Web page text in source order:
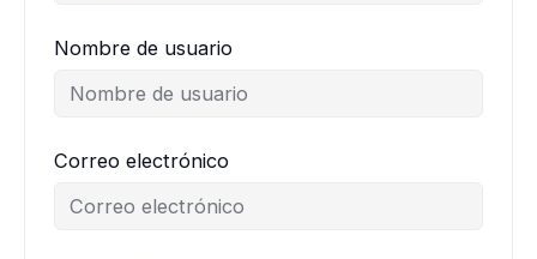
Nombre de usuario
Correo electrónico